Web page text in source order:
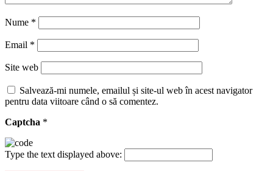
Nume *
Email *
Site web
Salvează-mi numele, emailul și site-ul web în acest navigator
pentru data viitoare când o să comentez.
Captcha *
Type the text displayed above: